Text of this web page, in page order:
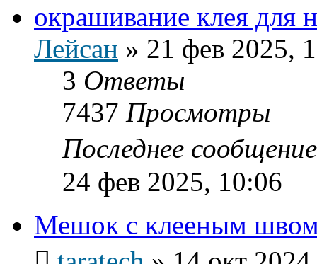
окрашивание клея для
Лейсан » 21 фев 2025,
3 Ответы
7437 Просмотры
Последнее
24 фев 2025, 10:06
Мешок с клееным